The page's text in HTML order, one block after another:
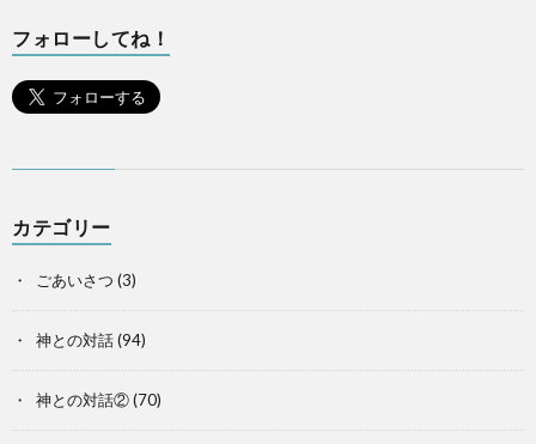
フォローしてね！
カテゴリー
ごあいさつ (3)
神との対話(94)
神との対話②(70)